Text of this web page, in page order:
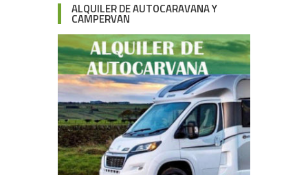
ALQUILER DE AUTOCARAVANA Y
CAMPERVAN